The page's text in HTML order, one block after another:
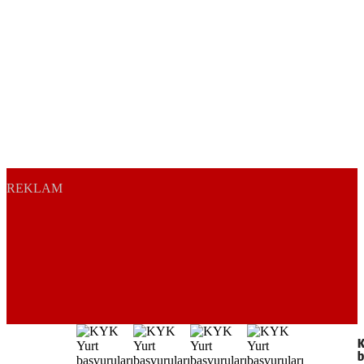
REKLAM